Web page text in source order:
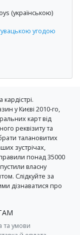
(українською)
угодою
у Києві 2010-го,
карт від
реквізиту та
талановитих
зустрічах,
понад 35000
власну
Слідкуйте за
дізнаватися про
та умови